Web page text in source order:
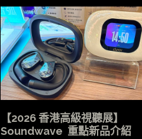
【2026 香港高級視聽展】
Soundwave 重點新品介紹